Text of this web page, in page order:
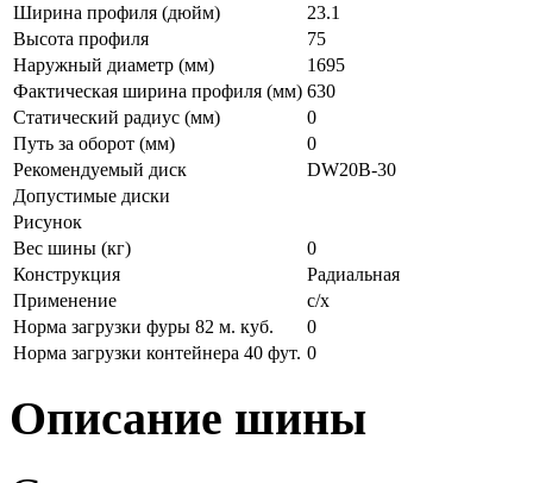
Ширина профиля (дюйм)
23.1
Высота профиля
75
Наружный диаметр (мм)
1695
Фактическая ширина профиля (мм) 630
Статический радиус (мм)
0
Путь за оборот (мм)
0
Рекомендуемый диск
DW20B-30
Допустимые диски
Рисунок
Вес шины (кг)
0
Конструкция
Радиальная
Применение
с/х
Норма загрузки фуры 82 м. куб.
0
Норма загрузки контейнера 40 фут. 0
Описание шины